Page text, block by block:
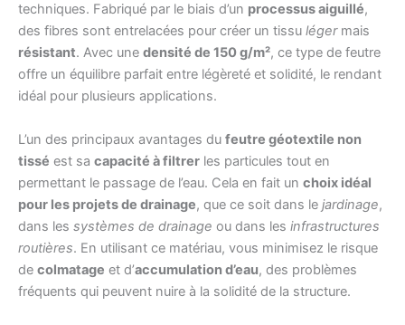
techniques. Fabriqué par le biais d’un processus aiguillé,
des fibres sont entrelacées pour créer un tissu légermais
résistant. Avec une densité de 150 g/m², ce type de feutre
offre un équilibre parfait entre légèreté et solidité, le rendant
idéal pour plusieurs applications.
L’un des principaux avantages du feutre géotextile non
tissé est sa capacité à filtrer les particules tout en
permettant le passage de l’eau. Cela en fait un choix idéal
pour les projets de drainage, que ce soit dans le jardinage,
dans les systèmes de drainage ou dans les infrastructures
routières. En utilisant ce matériau, vous minimisez le risque
de colmatage et d’accumulation d’eau, des problèmes
fréquents qui peuvent nuire à la solidité de la structure.